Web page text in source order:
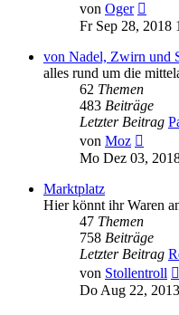
von Oger
Fr Sep 28, 2018
von Nadel, Zwirn und
alles rund um die
62 Themen
483 Beiträge
Letzter Beitrag
von Moz
Beitrag
Mo Dez 03,
Marktplatz
Hier könnt ihr Waren
47 Themen
758 Beiträge
Letzter Beitrag
von Stollentroll
Do Aug 22,